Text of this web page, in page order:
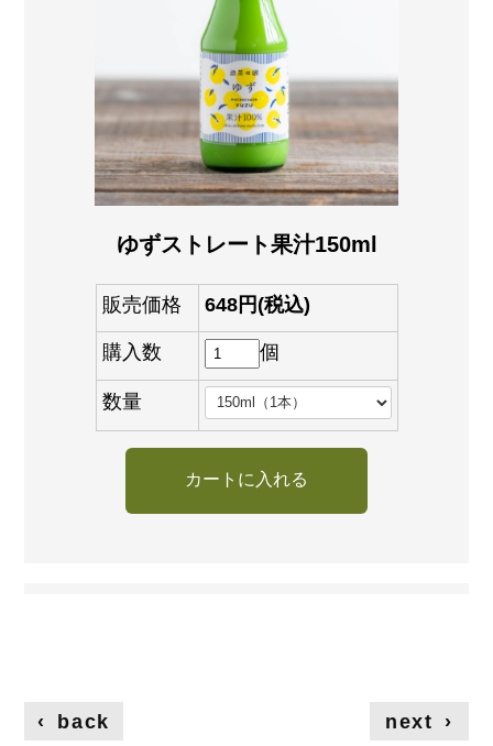
ゆずストレート果汁150ml
販売価格 648円(税込)
購入数 個
数量
‹ back next ›